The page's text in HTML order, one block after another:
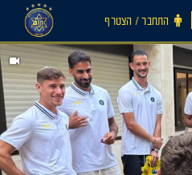
התחבר ‪/‬ הצטרף